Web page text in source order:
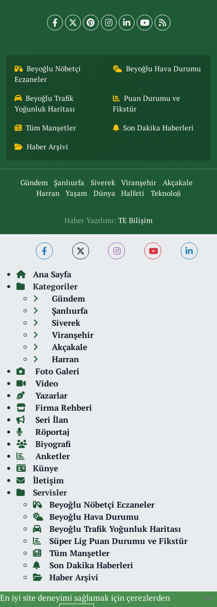
Beyoğlu Nöbetçi
Eczaneler
Beyoğlu Hava Durumu
Beyoğlu Trafik
Yoğunluk Haritası
Puan Durumu ve
Fikstür
Tüm Manşetler Son Dakika Haberleri
Haber Arşivi
Gündem Şanlıurfa Siverek Viranşehir
Akçakale
Harran
Yaşam Dünya Halfeti Teknoloji
Haber Yazılımı: TE Bilişim
Ana Sayfa
Kategoriler
Gündem
Şanlıurfa
Siverek
Viranşehir
Akçakale
Harran
Foto Galeri
Video
Yazarlar
Firma Rehberi
Seri İlan
Röportaj
Biyografi
Anketler
Künye
İletişim
Servisler
Beyoğlu Nöbetçi Eczaneler
Beyoğlu Hava Durumu
Beyoğlu Trafik Yoğunluk Haritası
Süper Lig Puan Durumu ve Fikstür
Tüm Manşetler
Son Dakika Haberleri
Haber Arşivi
En iyi site deneyimi sağlamak için çerezlerden